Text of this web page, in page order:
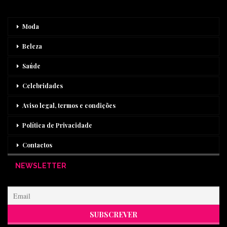
Moda
Beleza
Saúde
Celebridades
Aviso legal, termos e condições
Política de Privacidade
Contactos
NEWSLETTER